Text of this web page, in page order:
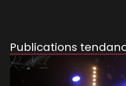
Publications